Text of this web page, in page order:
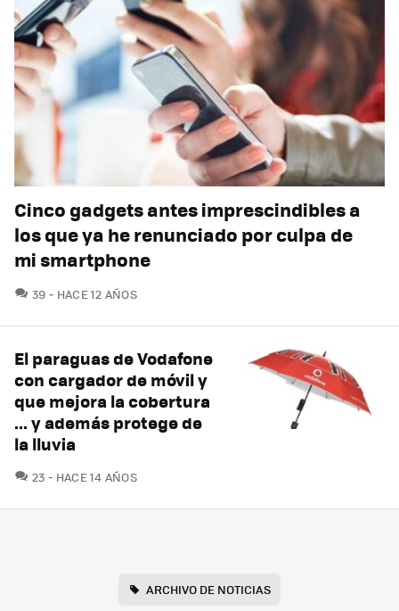
Cinco gadgets antes imprescindibles a
los que ya he renunciado por culpa de
mi smartphone
39 COMENTARIOS
HACE 12 AÑOS
El paraguas de Vodafone
con cargador de móvil y
que mejora la cobertura
... y además protege de
la lluvia
23 COMENTARIOS
HACE 14 AÑOS
ARCHIVO DE NOTICIAS